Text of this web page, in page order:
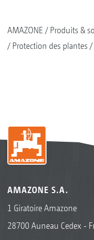
AMAZONE
Produits &
Protection des plantes
AMAZONE S.A.
1 Giratoire Amazone
28700 Auneau Cedex -